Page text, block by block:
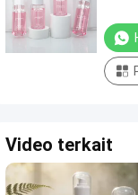
Video terkait